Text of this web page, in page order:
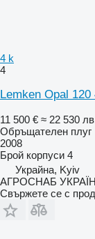
4 k
4
Lemken Opal 120
11 500 € ≈ 22 530
Обръщателен плуг
2008
Брой корпуси 4
Украйна, Kyiv
АГРОСНАБ
Свържете се с